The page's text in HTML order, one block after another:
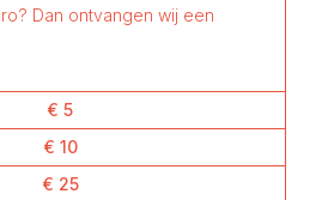
Dan ontvangen wij een
€ 5
€ 10
€ 25